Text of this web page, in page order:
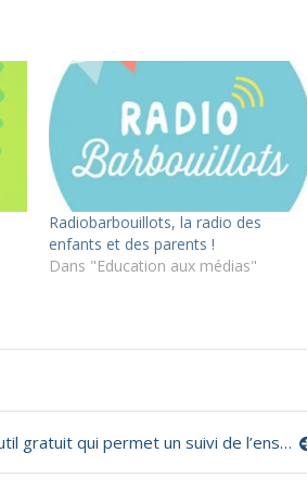
Radiobarbouillots, la radio des
enfants et des parents !
Dans "Education aux médias"
XBouc, un outil gratuit qui permet un suivi de l’enseignement à distance